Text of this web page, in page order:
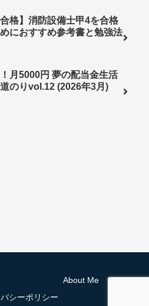
合格】消防設備士甲4を合格
におすすめ参考書と勉強法
月5000円 夢の配当金生活
のりvol.12 (2026年3月)
About Me
シーポリシー